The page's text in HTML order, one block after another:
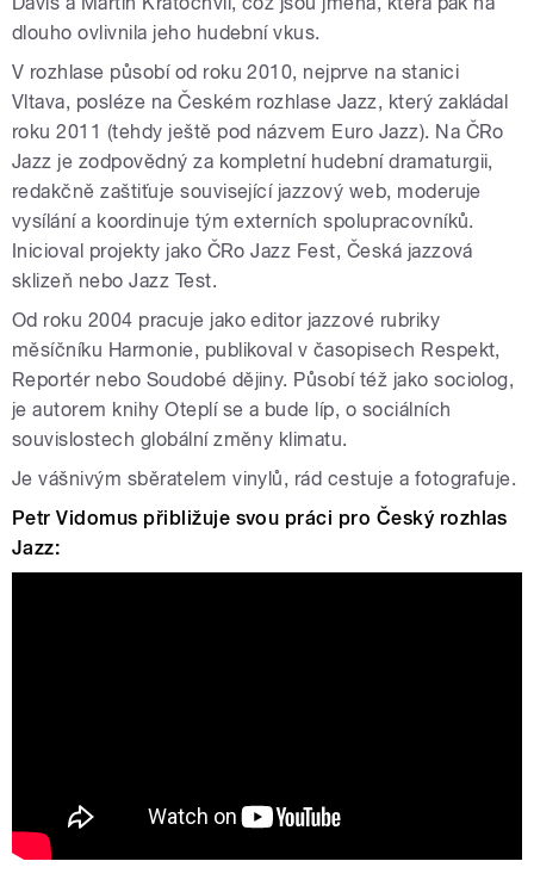
dlouho ovlivnila jeho hudební vkus.
V rozhlase působí od roku 2010, nejprve na stanici
Vltava, posléze na Českém rozhlase Jazz, který zakládal
roku 2011 (tehdy ještě pod názvem Euro Jazz). Na ČRo
Jazz je zodpovědný za kompletní hudební dramaturgii,
redakčně zaštiťuje související jazzový web, moderuje
vysílání a koordinuje tým externích spolupracovníků.
Inicioval projekty jako ČRo Jazz Fest, Česká jazzová
sklizeň nebo Jazz Test.
Od roku 2004 pracuje jako editor jazzové rubriky
měsíčníku Harmonie, publikoval v časopisech Respekt,
Reportér nebo Soudobé dějiny. Působí též jako sociolog,
je autorem knihy Oteplí se a bude líp, o sociálních
souvislostech globální změny klimatu.
Je vášnivým sběratelem vinylů, rád cestuje a fotografuje.
Petr Vidomus přibližuje svou práci pro Český rozhlas
Jazz: